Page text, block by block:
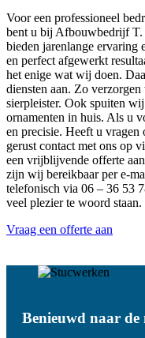
Voor een professioneel
bent u bij Afbouwbedrijf T.
bieden jarenlange ervaring
en perfect afgewerkt
het enige wat wij doen.
diensten aan. Zo
sierpleister. Ook spuiten
ornamenten in huis. Als u
en precisie. Heeft u vragen
gerust contact met ons op
een vrijblijvende offerte
zijn wij bereikbaar per e-
telefonisch via 06 – 36 53
veel plezier te woord staan.
Vraag een offerte aan
Benieuwd naar de